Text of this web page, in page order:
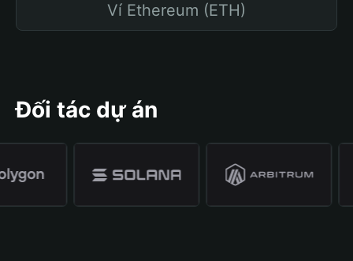
Ví Ethereum (ETH)
Đối tác dự án